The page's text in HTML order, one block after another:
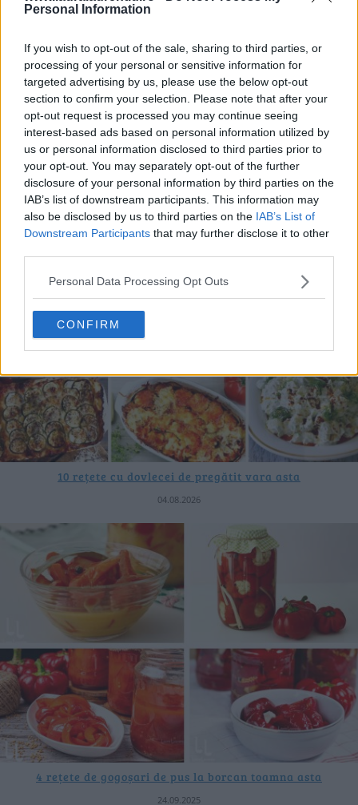
Personal Information
If you wish to opt-out of the sale, sharing to third parties, or
processing of your personal or sensitive information for
targeted advertising by us, please use the below opt-out
section to confirm your selection. Please note that after your
opt-out request is processed you may continue seeing
interest-based ads based on personal information utilized by
us or personal information disclosed to third parties prior to
your opt-out. You may separately opt-out of the further
disclosure of your personal information by third parties on the
IAB’s list of downstream participants. This information may
also be disclosed by us to third parties on the IAB’s List of
Downstream Participants that may further disclose it to other
Personal Data Processing Opt Outs
CONFIRM
20 de rețete de salate de vară fără prelucrare termică
06.08.2026
10 rețete cu dovlecei de pregătit vara asta
04.08.2026
4 rețete de gogoșari de pus la borcan toamna asta
24.09.2025